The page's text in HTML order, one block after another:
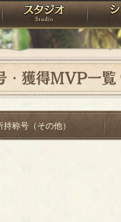
アトリエ スタジオ
・獲得MVP一覧
持称号（その他）